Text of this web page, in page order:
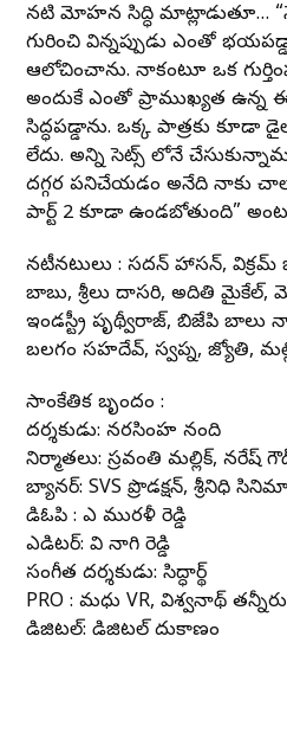
నటి మోహన సిద్ధి మాట్లాడుతూ…
గురించి విన్నప్పుడు ఎంతో
ఆలోచించాను. నాకంటూ ఒక
అందుకే ఎంతో ప్రాముఖ్యత ఉన్న
సిద్ధపడ్డాను. ఒక్క పాత్రకు కూడా
లేదు. అన్ని సెట్స్ లోనే
దగ్గర పనిచేయడం అనేది నాకు
పార్ట్ 2 కూడా ఉండబోతుంది”
నటీనటులు : సదన్ హాసన్,
బాబు, శ్రీలు దాసరి, అదితి మైకేల్,
ఇండస్ట్రీ పృథ్వీరాజ్, బిజేపి బాలు
బలగం సహదేవ్, స్వప్న, జ్యోతి,
సాంకేతిక బృందం :
దర్శకుడు: నరసింహ నంది
నిర్మాతలు: స్రవంతి మల్లిక్, నరేష్
బ్యానర్: SVS ప్రొడక్షన్, శ్రీనిధి సినిమాస్
డిఓపి : ఎస్ మురళీ రెడ్డి
ఎడిటర్: వి నాగి రెడ్డి
సంగీత దర్శకుడు: సిద్ధార్థ్
PRO : మధు VR, విశ్వనాథ్ తన్నీరు
డిజిటల్: డిజిటల్ దుకాణం